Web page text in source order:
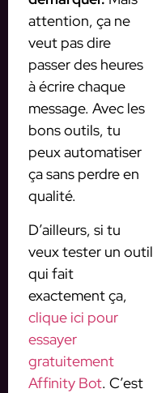
attention, ça ne
veut pas dire
passer des heures
à écrire chaque
message. Avec les
bons outils, tu
peux automatiser
ça sans perdre en
qualité.
D’ailleurs, si tu
veux tester un outil
qui fait
exactement ça,
clique ici pour
essayer
gratuitement
Affinity Bot. C’est